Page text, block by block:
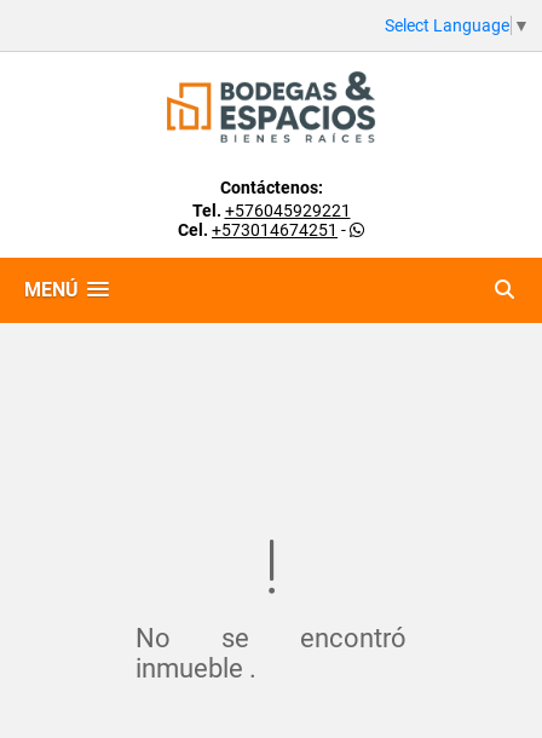
Select Language ▼
Contáctenos:
Tel. +576045929221
Cel. +573014674251 -
MENÚ
No se encontró
inmueble .